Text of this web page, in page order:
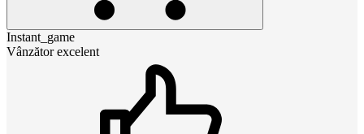
Instant_game
Vânzător excelent